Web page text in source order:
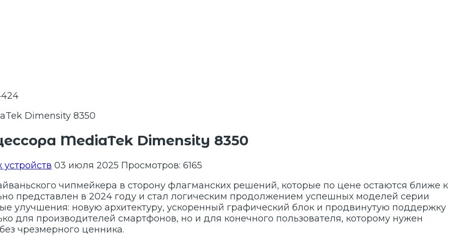
MediaTek Dimensity 8350
03 июля 2025 Просмотров: 6165
чипмейкера в сторону флагманских решений, которые по цене остаются ближе к
представлен в 2024 году и стал логическим продолжением успешных моделей серии
улучшения: новую архитектуру, ускоренный графический блок и продвинутую поддержку
для производителей смартфонов, но и для конечного пользователя, которому нужен
чрезмерного ценника.